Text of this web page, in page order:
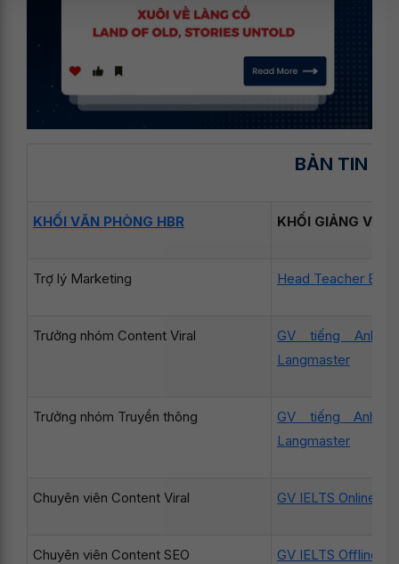
BẢN TIN
KHỐI VĂN PHÒNG HBR KHỐI GIẢNG VIÊN
Trợ lý Marketing Head Teacher
Trưởng nhóm Content Viral
GV tiếng Anh
Langmaster
Trưởng nhóm Truyền thông
GV tiếng Anh
Langmaster
Chuyên viên Content Viral GV IELTS Online
Chuyên viên Content SEO GV IELTS Offline